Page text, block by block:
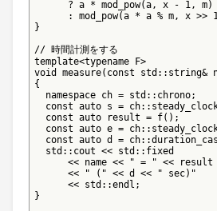
? a * mod_pow(a, x - 1, m)
: mod_pow(a * a % m, x >>
}
// 時間計測をする
template<typename F>
void measure(const std::string&
{
  namespace ch = std::chrono;
const auto s =
  const auto result = f();
const auto e =
const auto d =
  std::cout << std::fixed
      << name << " = " << result
      << " (" << d << " sec)"
      << std::endl;
}